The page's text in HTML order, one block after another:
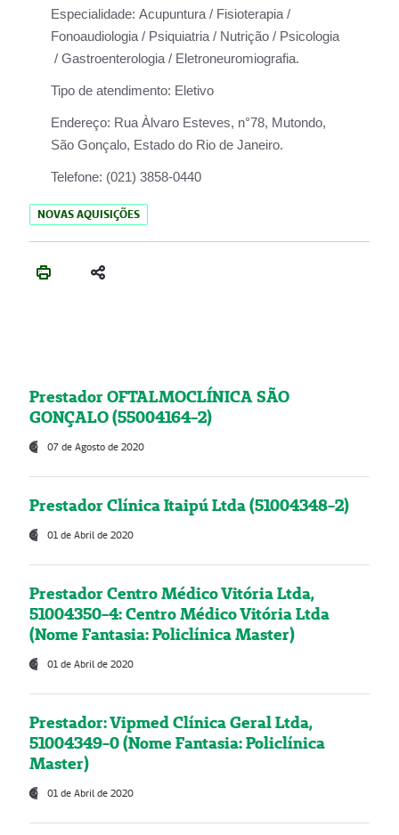
Especialidade: Acupuntura / Fisioterapia /
Fonoaudiologia / Psiquiatria / Nutrição / Psicologia
/ Gastroenterologia / Eletroneuromiografia.
Tipo de atendimento: Eletivo
Endereço: Rua Àlvaro Esteves, n°78, Mutondo,
São Gonçalo, Estado do Rio de Janeiro.
Telefone: (021) 3858-0440
NOVAS AQUISIÇÕES
Prestador OFTALMOCLÍNICA SÃO
GONÇALO (55004164-2)
07 de Agosto de 2020
Prestador Clínica Itaipú Ltda (51004348-2)
01 de Abril de 2020
Prestador Centro Médico Vitória Ltda,
51004350-4: Centro Médico Vitória Ltda
(Nome Fantasia: Policlínica Master)
01 de Abril de 2020
Prestador: Vipmed Clínica Geral Ltda,
51004349-0 (Nome Fantasia: Policlínica
Master)
01 de Abril de 2020